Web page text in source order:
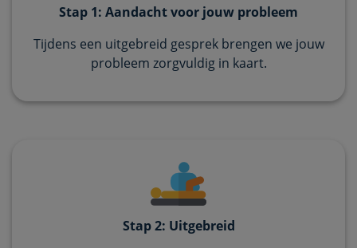
Stap 1: Aandacht voor jouw probleem
Tijdens een uitgebreid gesprek brengen we jouw
probleem zorgvuldig in kaart.
Stap 2: Uitgebreid